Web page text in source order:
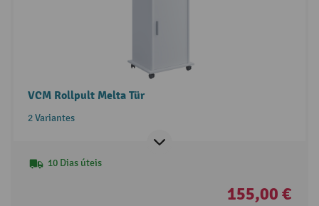
VCM Rollpult Melta Tür
2 Variantes
10 Dias úteis
155,00 €